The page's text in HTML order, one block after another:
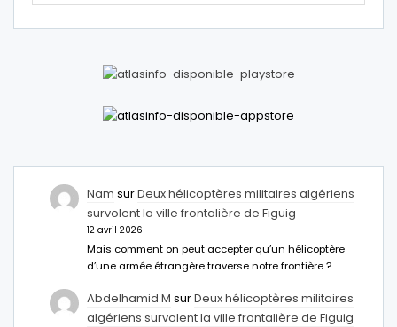
Nam surDeux hélicoptères militaires algériens
survolent la ville frontalière de Figuig
12 avril 2026
Mais comment on peut accepter qu’un hélicoptère
d’une armée étrangère traverse notre frontière ?
Abdelhamid M surDeux hélicoptères militaires
algériens survolent la ville frontalière de Figuig